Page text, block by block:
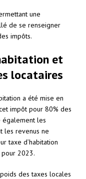
une
de se renseigner
impôts.
et
locataires
a été mise en
impôt pour 80% des
également les
les revenus ne
taxe d’habitation
2023.
des taxes locales